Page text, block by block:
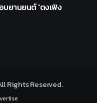
บยานยนต์ 'ตงเฟิง
Rights Reserved.